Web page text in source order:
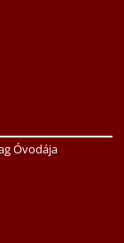
Óvodája